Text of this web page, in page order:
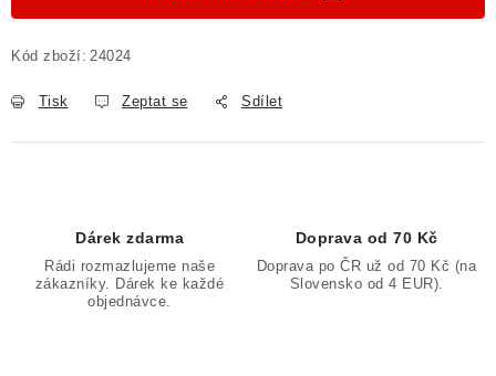
Kód zboží: 24024
Tisk Zeptat se Sdílet
Dárek zdarma
Rádi rozmazlujeme naše
zákazníky. Dárek ke každé
objednávce.
Doprava od 70 Kč
Doprava po ČR už od 70 Kč (na
Slovensko od 4 EUR).